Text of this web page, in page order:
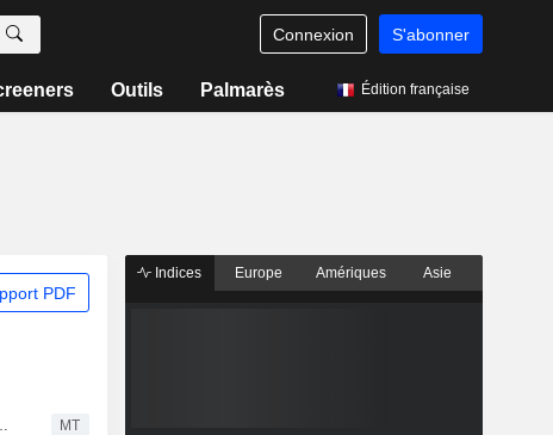
Connexion S'abonner
Outils Palmarès Édition française
PDF
banques canadiennes au troisième trimestre MT
Indices Europe Amériques Asie